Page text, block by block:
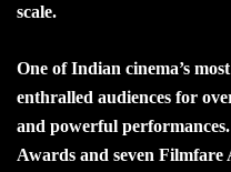
scale.
One of Indian cinema’s
enthralled audiences for
and powerful
Awards and seven Filmfare